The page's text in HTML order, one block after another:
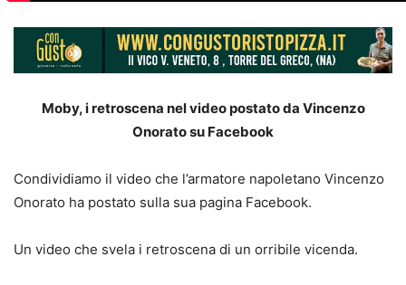
Moby, i retroscena nel video postato da Vincenzo
Onorato su Facebook
Condividiamo il video che l’armatore napoletano Vincenzo
Onorato ha postato sulla sua pagina Facebook.
Un video che svela i retroscena di un orribile vicenda.